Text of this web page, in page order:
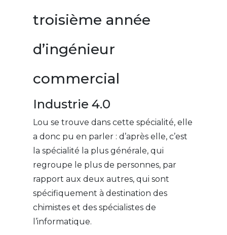
troisième année
d’ingénieur
commercial
Industrie 4.0
Lou se trouve dans cette spécialité, elle
a donc pu en parler : d’après elle, c’est
la spécialité la plus générale, qui
regroupe le plus de personnes, par
rapport aux deux autres, qui sont
spécifiquement à destination des
chimistes et des spécialistes de
l’informatique.